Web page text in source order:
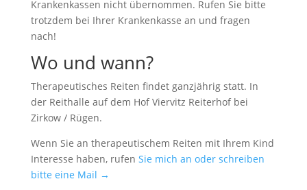
Krankenkassen nicht übernommen. Rufen Sie bitte
trotzdem bei Ihrer Krankenkasse an und fragen
nach!
Wo und wann?
Therapeutisches Reiten findet ganzjährig statt. In
der Reithalle auf dem Hof Viervitz Reiterhof bei
Zirkow / Rügen.
Wenn Sie an therapeutischem Reiten mit Ihrem Kind
Interesse haben, rufen Sie mich an oder schreiben
bitte eine Mail →